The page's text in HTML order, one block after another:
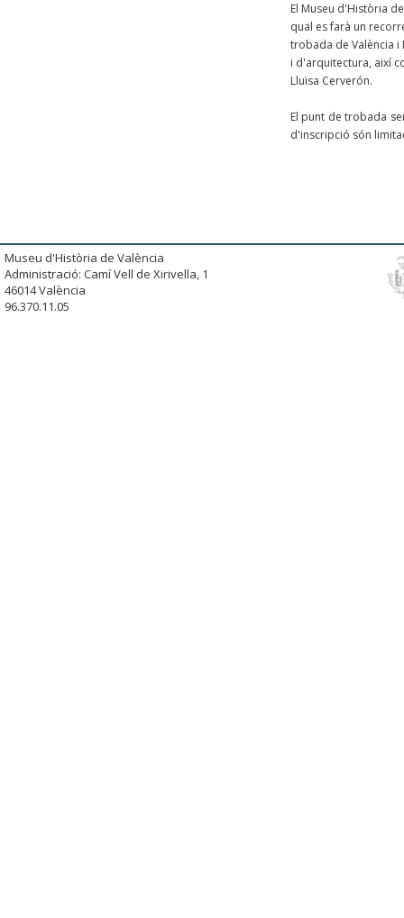
El Museu d'Història
qual es farà un
trobada de València
i d'arquitectura, així
Lluïsa Cerverón.
El punt de trobada
d'inscripció són
Museu d'Història de València
Administració: Camí Vell de Xirivella, 1
46014 València
96.370.11.05